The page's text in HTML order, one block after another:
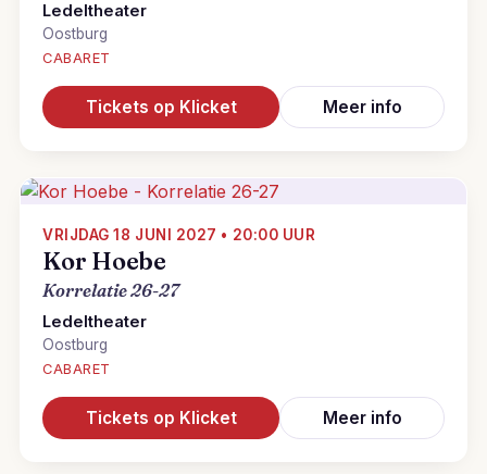
Ledeltheater
Oostburg
CABARET
Tickets op Klicket Meer info
VRIJDAG 18 JUNI 2027 • 20:00 UUR
Kor Hoebe
Korrelatie 26-27
Ledeltheater
Oostburg
CABARET
Tickets op Klicket Meer info